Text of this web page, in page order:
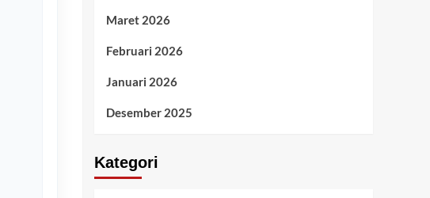
Maret 2026
Februari 2026
Januari 2026
Desember 2025
Kategori